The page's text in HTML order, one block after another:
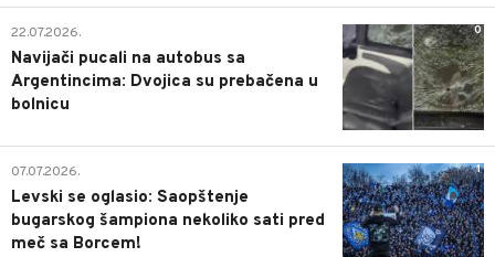
0
22.07.2026.
Navijači pucali na autobus sa
Argentincima: Dvojica su prebačena u
bolnicu
1
07.07.2026.
Levski se oglasio: Saopštenje
bugarskog šampiona nekoliko sati pred
meč sa Borcem!